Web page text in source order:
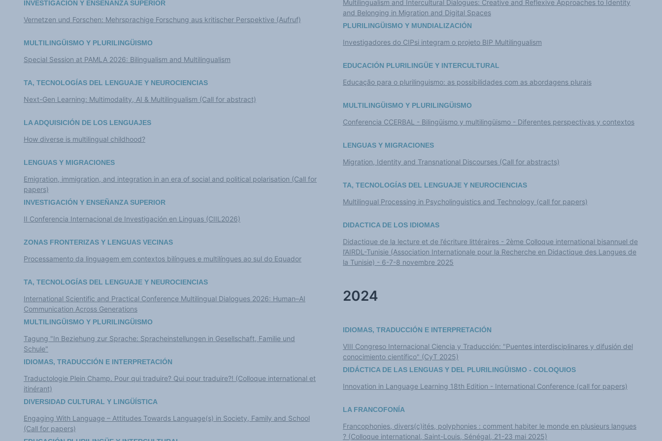
INVESTIGACIÓN Y ENSEÑANZA SUPERIOR
Vernetzen und Forschen: Mehrsprachige Forschung aus kritischer Perspektive (Aufruf)
MULTILINGÜISMO Y PLURILINGÜISMO
Special Session at PAMLA 2026: Bilingualism and Multilingualism
TA, TECNOLOGÍAS DEL LENGUAJE Y NEUROCIENCIAS
Next-Gen Learning: Multimodality, AI & Multilingualism (Call for abstract)
LA ADQUISICIÓN DE LOS LENGUAJES
How diverse is multilingual childhood?
LENGUAS Y MIGRACIONES
Emigration, immigration, and integration in an era of social and political polarisation (Call for
papers)
INVESTIGACIÓN Y ENSEÑANZA SUPERIOR
II Conferencia Internacional de Investigación en Linguas (CIIL2026)
ZONAS FRONTERIZAS Y LENGUAS VECINAS
Processamento da linguagem em contextos bilíngues e multilíngues ao sul do Equador
TA, TECNOLOGÍAS DEL LENGUAJE Y NEUROCIENCIAS
International Scientific and Practical Conference Multilingual Dialogues 2026: Human–AI
Communication Across Generations
MULTILINGÜISMO Y PLURILINGÜISMO
Tagung "In Beziehung zur Sprache: Spracheinstellungen in Gesellschaft, Familie und
Schule"
IDIOMAS, TRADUCCIÓN E INTERPRETACIÓN
Traductologie Plein Champ. Pour qui traduire? Qui pour traduire?! (Colloque international et
itinérant)
DIVERSIDAD CULTURAL Y LINGÜÍSTICA
Engaging With Language – Attitudes Towards Language(s) in Society, Family and School
(Call for papers)
Multilingualism and Intercultural Dialogues: Creative and Reflexive Approaches to Identity
and Belonging in Migration and Digital Spaces
PLURILINGÜISMO Y MUNDIALIZACIÓN
Investigadores do CIPsi integram o projeto BIP Multilingualism
EDUCACIÓN PLURILINGÜE Y INTERCULTURAL
Educação para o plurilinguismo: as possibilidades com as abordagens plurais
MULTILINGÜISMO Y PLURILINGÜISMO
Conferencia CCERBAL - Bilingüismo y multilingüismo - Diferentes perspectivas y contextos
LENGUAS Y MIGRACIONES
Migration, Identity and Transnational Discourses (Call for abstracts)
TA, TECNOLOGÍAS DEL LENGUAJE Y NEUROCIENCIAS
Multilingual Processing in Psycholinguistics and Technology (call for papers)
DIDACTICA DE LOS IDIOMAS
Didactique de la lecture et de l’écriture littéraires - 2ème Colloque international bisannuel de
l’AIRDL-Tunisie (Association Internationale pour la Recherche en Didactique des Langues de
la Tunisie) - 6-7-8 novembre 2025
2024
IDIOMAS, TRADUCCIÓN E INTERPRETACIÓN
VIII Congreso Internacional Ciencia y Traducción: "Puentes interdisciplinares y difusión del
conocimiento científico" (CyT 2025)
DIDÁCTICA DE LAS LENGUAS Y DEL PLURILINGÜISMO - COLOQUIOS
Innovation in Language Learning 18th Edition - International Conference (call for papers)
LA FRANCOFONÍA
Francophonies, divers(c)ités, polyphonies : comment habiter le monde en plusieurs langues
? (Colloque international, Saint-Louis, Sénégal, 21-23 mai 2025)